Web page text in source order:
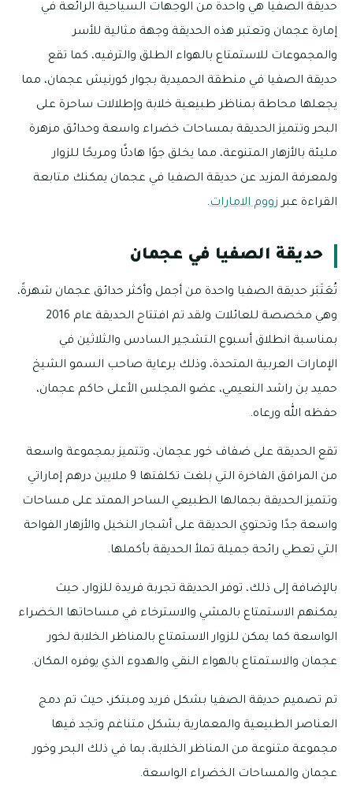
حديقة الصفيا هي واحدة من الوجهات السياحية الرائعة في
إمارة عجمان وتعتبر هذه الحديقة وجهة مثالية للأسر
والمجموعات للاستمتاع بالهواء الطلق والترفيه، كما تقع
حديقة الصفيا في منطقة الحميدية بجوار كورنيش عجمان، مما
يجعلها محاطة بمناظر طبيعية خلابة وإطلالات ساحرة على
البحر وتتميز الحديقة بمساحات خضراء واسعة وحدائق مزهرة
مليئة بالأزهار المتنوعة، مما يخلق جوًا هادئًا ومريحًا للزوار
ولمعرفة المزيد عن حديقة الصفيا في عجمان يمكنك متابعة
القراءة عبر زووم الامارات.
حديقة الصفيا في عجمان
تُعَتَبَر حديقة الصفيا واحدة من أجمل وأكثر حدائق عجمان شهرةً،
وهي مخصصة للعائلات ولقد تم افتتاح الحديقة عام 2016
بمناسبة انطلاق أسبوع التشجير السادس والثلاثين في
الإمارات العربية المتحدة، وذلك برعاية صاحب السمو الشيخ
حميد بن راشد النعيمي، عضو المجلس الأعلى حاكم عجمان،
حفظه الله ورعاه.
تقع الحديقة على ضفاف خور عجمان، وتتميز بمجموعة واسعة
من المرافق الفاخرة التي بلغت تكلفتها 9 ملايين درهم إماراتي
وتتميز الحديقة بجمالها الطبيعي الساحر الممتد على مساحات
واسعة جدًا وتحتوي الحديقة على أشجار النخيل والأزهار الفواحة
التي تعطي رائحة جميلة تملأ الحديقة بأكملها.
بالإضافة إلى ذلك، توفر الحديقة تجربة فريدة للزوار، حيث
يمكنهم الاستمتاع بالمشي والاسترخاء في مساحاتها الخضراء
الواسعة كما يمكن للزوار الاستمتاع بالمناظر الخلابة لخور
عجمان والاستمتاع بالهواء النقي والهدوء الذي يوفره المكان.
تم تصميم حديقة الصفيا بشكل فريد ومبتكر، حيث تم دمج
العناصر الطبيعية والمعمارية بشكل متناغم وتجد فيها
مجموعة متنوعة من المناظر الخلابة، بما في ذلك البحر وخور
عجمان والمساحات الخضراء الواسعة.